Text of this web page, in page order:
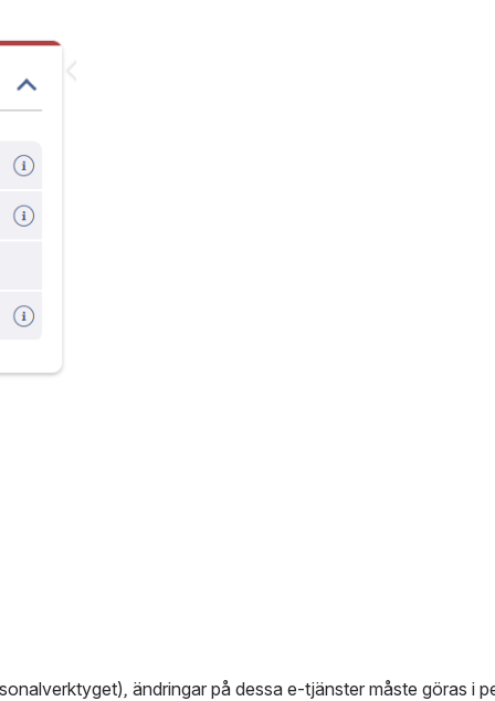
, ändringar på dessa e-tjänster måste göras i